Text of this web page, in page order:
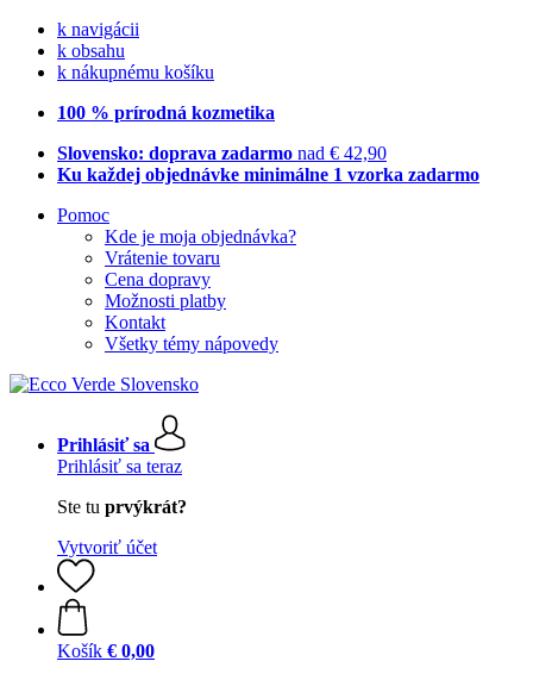
k navigácii
k obsahu
k nákupnému košíku
100 % prírodná kozmetika
Slovensko: doprava zadarmo nad € 42,90
Ku každej objednávke minimálne 1 vzorka zadarmo
Pomoc
Kde je moja objednávka?
Vrátenie tovaru
Cena dopravy
Možnosti platby
Kontakt
Všetky témy nápovedy
Prihlásiť sa
Prihlásiť sa teraz
Ste tu prvýkrát?
Vytvoriť účet
Košík € 0,00